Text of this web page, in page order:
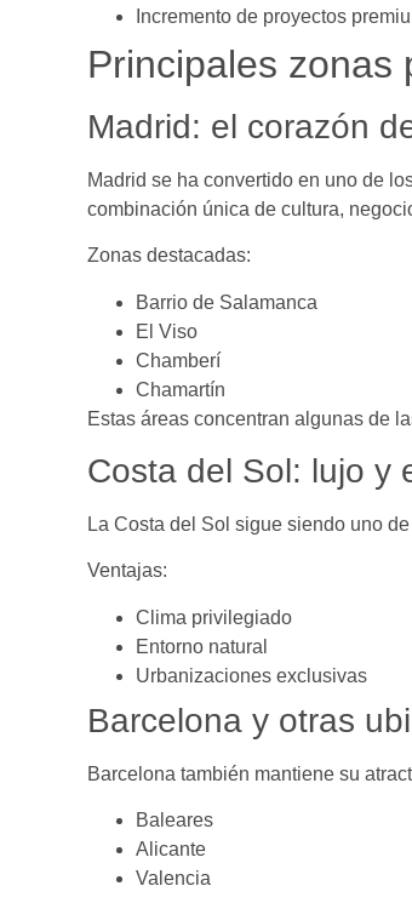
Incremento de proyectos
Principales zonas
Madrid: el corazón
Madrid se ha convertido en uno de
combinación única de cultura,
Zonas destacadas:
Barrio de Salamanca
El Viso
Chamberí
Chamartín
Estas áreas concentran algunas de
Costa del Sol: lujo y
La Costa del Sol sigue siendo uno
Ventajas:
Clima privilegiado
Entorno natural
Urbanizaciones exclusivas
Barcelona y otras
Barcelona también mantiene su
Baleares
Alicante
Valencia